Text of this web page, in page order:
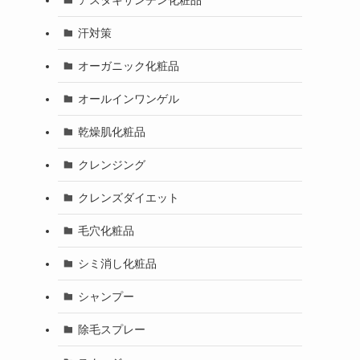
汗対策
オーガニック化粧品
オールインワンゲル
乾燥肌化粧品
クレンジング
クレンズダイエット
毛穴化粧品
シミ消し化粧品
シャンプー
除毛スプレー